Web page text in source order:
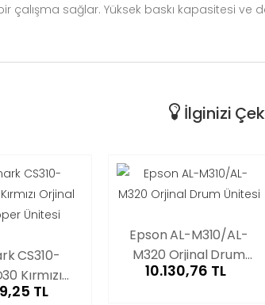
sağlar. Yüksek baskı kapasitesi ve
İlginizi
CS310-
Kırmızı
TL
Epson AL-M310/AL-
M320 Orjinal Drum
Ünitesi
10.130,76 TL